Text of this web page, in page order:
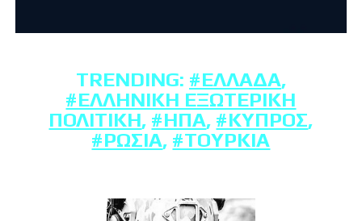
TRENDING: #ΕΛΛΆΔΑ,
#ΕΛΛΗΝΙΚΉ ΕΞΩΤΕΡΙΚΉ
ΠΟΛΙΤΙΚΉ, #ΗΠΑ, #ΚΎΠΡΟΣ,
#ΡΩΣΊΑ, #ΤΟΥΡΚΊΑ